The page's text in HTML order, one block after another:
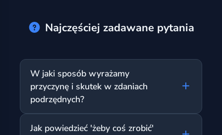
Najczęściej zadawane pytania
W jaki sposób wyrażamy
przyczynę i skutek w zdaniach
podrzędnych?
spójników because, as lub since, a skutek
Jak powiedzieć 'żeby coś zrobić'